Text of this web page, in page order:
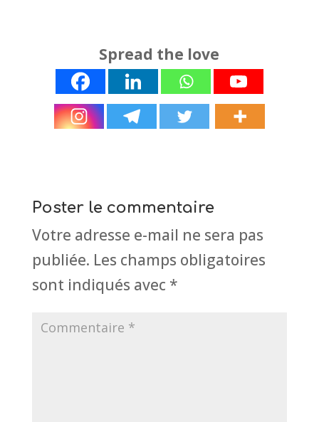
Spread the love
Poster le commentaire
Votre adresse e-mail ne sera pas
publiée. Les champs obligatoires
sont indiqués avec *